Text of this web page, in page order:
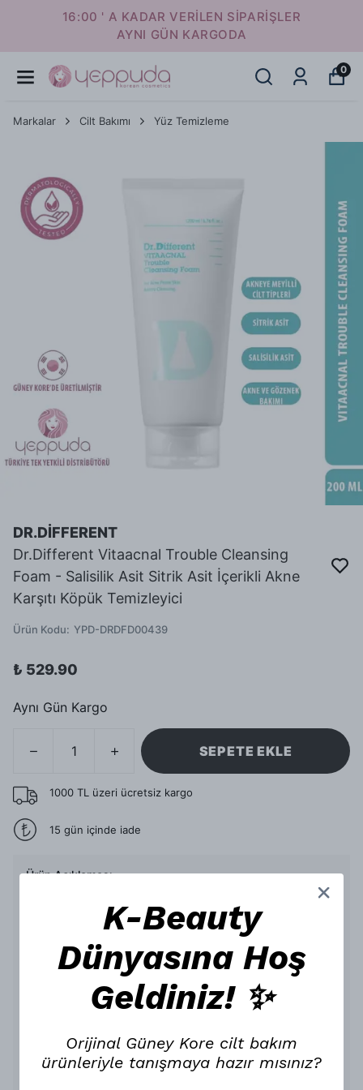
16:00 ' A KADAR VERİLEN SİPARİŞLER
AYNI GÜN KARGODA
0
Markalar Cilt Bakımı Yüz Temizleme
DR.DİFFERENT
Dr.Different Vitaacnal Trouble Cleansing
Foam - Salisilik Asit Sitrik Asit İçerikli Akne
Karşıtı Köpük Temizleyici
Ürün Kodu: YPD-DRDFD00439
₺ 529.90
Aynı Gün Kargo
SEPETE EKLE
1000 TL üzeri ücretsiz kargo
15 gün içinde iade
Ürün Açıklaması
Yatistirirken Temizleyen
Dr.Different Vitaacnal Trouble
Temizleme Köpügü ile Tanisin
Cildinizin derinlemesine temizlenirken yatismasi ve
rahatlamasi hayal degil. Dr.Different’in müsteri
memnuniyetinde 1 numara olan Vitaacnal Trouble Cleansing
köpügü hassas ya da akneye meyilli ciltleri sakinlestirerek
Düsük Tahris Edici Aktif
Maddelerle Yumusak
K-Beauty
Dünyasına Hoş
Geldiniz! ✨
Orijinal Güney Kore cilt bakım
ürünleriyle tanışmaya hazır mısınız?